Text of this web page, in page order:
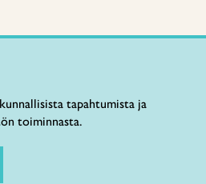
tapahtumista ja
toiminnasta.